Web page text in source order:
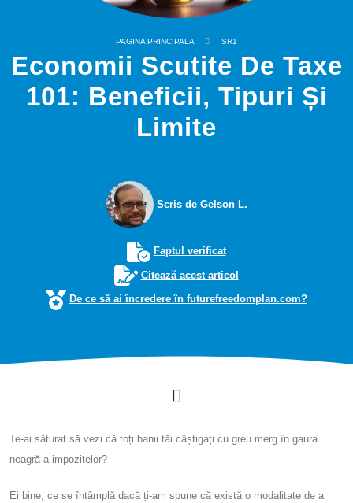
PAGINA PRINCIPALA SR1
Economii Scutite De Taxe
101: Beneficii, Tipuri Și
Limite
Scris de Gelson L.
Faptul verificat
Citează acest articol
De ce să ai încredere în futurefreedomplan.com?
Te-ai săturat să vezi că toți banii tăi câștigați cu greu merg în gaura
neagră a impozitelor?
Ei bine, ce se întâmplă dacă ți-am spune că există o modalitate de a